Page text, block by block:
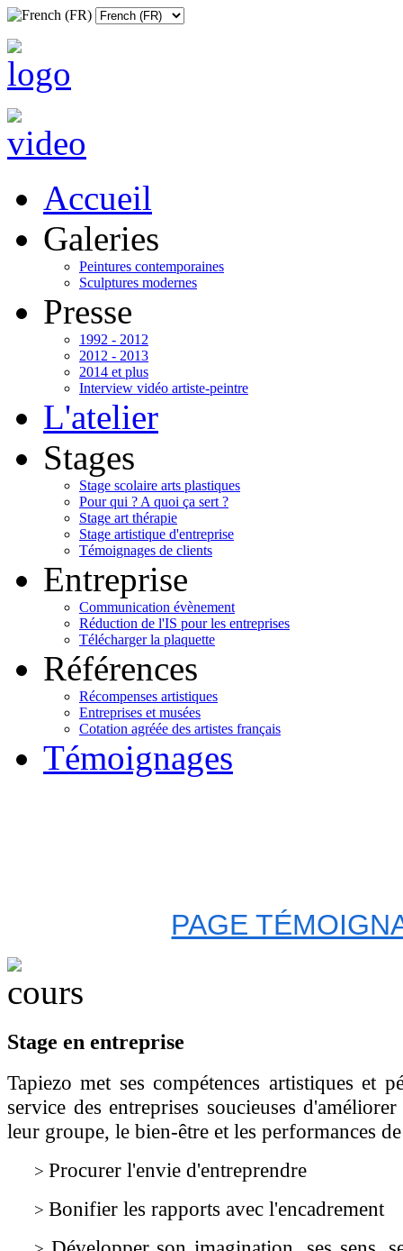
Accueil
Galeries
Peintures contemporaines
Sculptures modernes
Presse
1992 - 2012
2012 - 2013
2014 et plus
Interview vidéo artiste-peintre
L'atelier
Stages
Stage scolaire arts plastiques
Pour qui ? A quoi ça sert ?
Stage art thérapie
Stage artistique d'entreprise
Témoignages de clients
Entreprise
Communication évènement
Réduction de l'IS pour les entreprises
Télécharger la plaquette
Références
Récompenses artistiques
Entreprises et musées
Cotation agréée des artistes français
Témoignages
PAGE
Stage en entreprise
Tapiezo met ses compétences artistiques et
service des entreprises soucieuses
leur groupe, le bien-être et les performances
> Procurer l'envie d'entreprendre
> Bonifier les rapports avec l'encadrement